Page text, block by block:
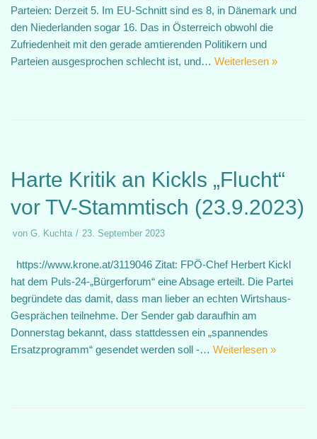
Parteien: Derzeit 5. Im EU-Schnitt sind es 8, in Dänemark und
den Niederlanden sogar 16. Das in Österreich obwohl die
Zufriedenheit mit den gerade amtierenden Politikern und
Parteien ausgesprochen schlecht ist, und… Weiterlesen »
Harte Kritik an Kickls „Flucht“
vor TV-Stammtisch (23.9.2023)
von G. Kuchta 23. September 2023
https://www.krone.at/3119046 Zitat: FPÖ-Chef Herbert Kickl
hat dem Puls-24-„Bürgerforum“ eine Absage erteilt. Die Partei
begründete das damit, dass man lieber an echten Wirtshaus-
Gesprächen teilnehme. Der Sender gab daraufhin am
Donnerstag bekannt, dass stattdessen ein „spannendes
Ersatzprogramm“ gesendet werden soll -… Weiterlesen »